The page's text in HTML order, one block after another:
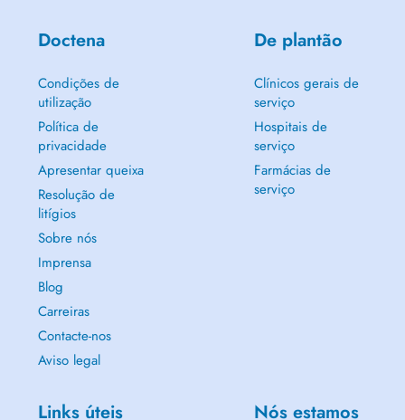
Doctena
Condições de
utilização
Política de
privacidade
Apresentar queixa
Resolução de
litígios
Sobre nós
Imprensa
Blog
Carreiras
Contacte-nos
Aviso legal
De plantão
Clínicos gerais de
serviço
Hospitais de
serviço
Farmácias de
serviço
Links úteis
Nós estamos